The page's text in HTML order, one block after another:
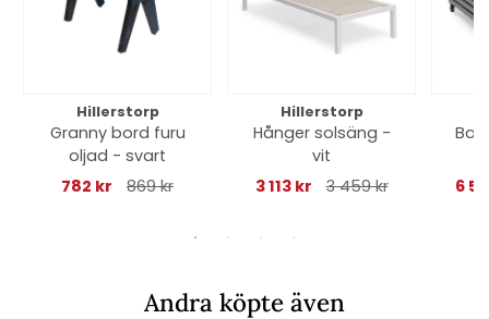
Hillerstorp
Granny bord furu
oljad - svart
782 kr
869 kr
Hillerstorp
Hånger solsäng -
vit
3 113 kr
3 459 kr 6
Andra köpte även